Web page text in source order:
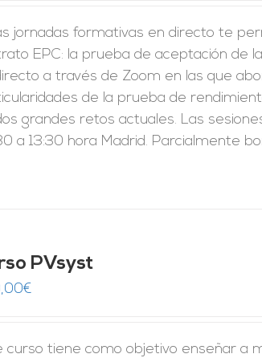
jornadas formativas en directo te
EPC: la prueba de aceptación de
a través de Zoom en las que
de la prueba de
grandes retos actuales. Las
a 13:30 hora Madrid. Parcialmente
PVsyst
€
curso tiene como objetivo enseñar a